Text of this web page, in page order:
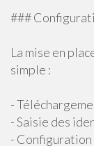
###
La mise en
simple :
-
- Saisie des
-